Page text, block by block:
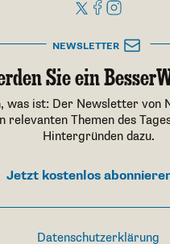
NEWSLETTER
Sie ein
was ist: Der Newsletter von
relevanten Themen des
Hintergründen dazu.
Jetzt kostenlos
Datenschutzerklärung